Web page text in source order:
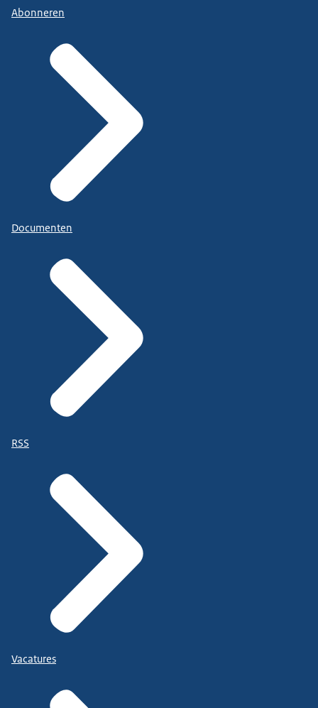
Abonneren
Documenten
RSS
Vacatures